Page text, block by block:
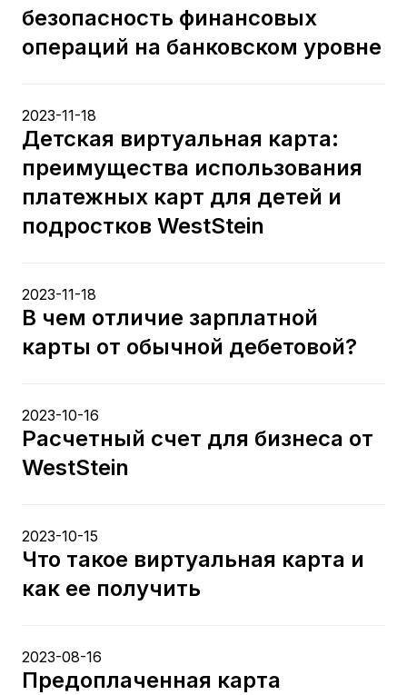
безопасность финансовых
операций на банковском уровне
2023-11-18
Детская виртуальная карта:
преимущества использования
платежных карт для детей и
подростков WestStein
2023-11-18
В чем отличие зарплатной
карты от обычной дебетовой?
2023-10-16
Расчетный счет для бизнеса от
WestStein
2023-10-15
Что такое виртуальная карта и
как ее получить
2023-08-16
Предоплаченная карта